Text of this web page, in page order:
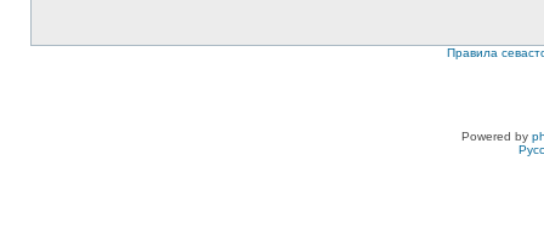
Правила
Powered by